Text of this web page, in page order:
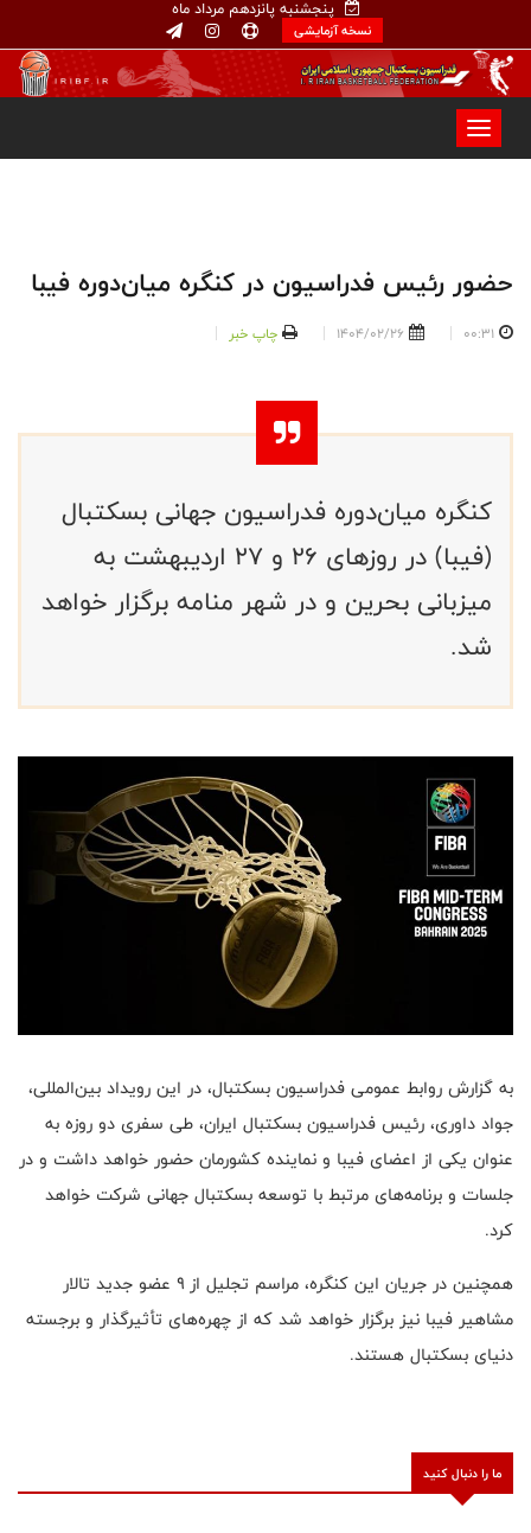
پنجشنبه پانزدهم مرداد ماه
نسخه آزمایشی
حضور رئیس فدراسیون در کنگره میان‌دوره فیبا
00:31
1404/02/26 چاپ خبر
کنگره میان‌دوره فدراسیون جهانی بسکتبال
(فیبا) در روزهای ۲۶ و ۲۷ اردیبهشت به
میزبانی بحرین و در شهر منامه برگزار خواهد
شد.
به گزارش روابط عمومی فدراسیون بسکتبال، در این رویداد بین‌المللی،
جواد داوری، رئیس فدراسیون بسکتبال ایران، طی سفری دو روزه به
عنوان یکی از اعضای فیبا و نماینده کشورمان حضور خواهد داشت و در
جلسات و برنامه‌های مرتبط با توسعه بسکتبال جهانی شرکت خواهد
کرد.
همچنین در جریان این کنگره، مراسم تجلیل از ۹ عضو جدید تالار
مشاهیر فیبا نیز برگزار خواهد شد که از چهره‌های تأثیرگذار و برجسته
دنیای بسکتبال هستند.
ما را دنبال کنید